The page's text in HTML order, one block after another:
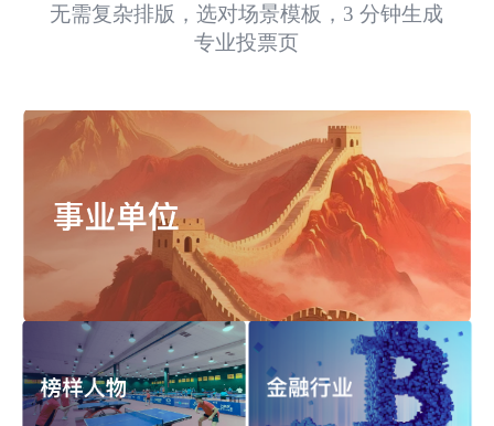
无需复杂排版，选对场景模板，3 分钟生成
专业投票页